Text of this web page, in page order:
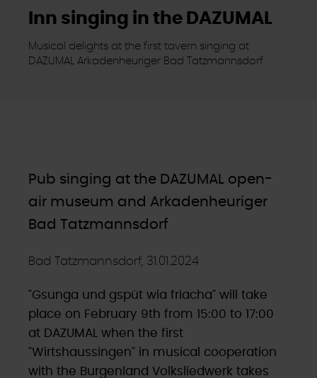
Inn singing in the DAZUMAL
Musical delights at the first tavern singing at
DAZUMAL Arkadenheuriger Bad Tatzmannsdorf
Pub singing at the DAZUMAL open-
air museum and Arkadenheuriger
Bad Tatzmannsdorf
Bad Tatzmannsdorf, 31.01.2024
"Gsunga und gspüt wia friacha" will take
place on February 9th from 15:00 to 17:00
at DAZUMAL when the first
"Wirtshaussingen" in musical cooperation
with the Burgenland Volksliedwerk takes